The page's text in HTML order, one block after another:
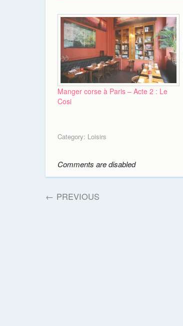
Manger corse à Paris – Acte 2 : Le
Cosi
Category: Loisirs
Comments are disabled
← PREVIOUS